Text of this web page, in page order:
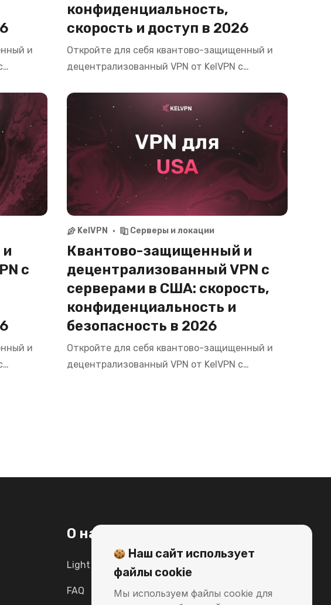
и
из
конфиденциальность,
скорость и доступ в 2026
Откройте для себя квантово-защищенный и
децентрализованный VPN от KelVPN с
CTV, пользуйтесь банкингом RBC, TD из любой
точки мира с максимальной приватностью в
с
и
KelVPN Серверы и локации
Квантово-защищенный и
децентрализованный VPN с
серверами в США: скорость,
конфиденциальность и
безопасность в 2026
Откройте для себя квантово-защищенный и
децентрализованный VPN от KelVPN с
О нас
Light Paper
FAQ MacOS
Наш сайт использует
файлы cookie
Мы используем файлы cookie для